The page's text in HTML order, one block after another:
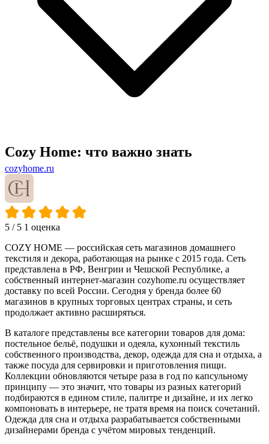
Cozy Home: что важно знать
cozyhome.ru
5 / 5 1 оценка
COZY HOME — российская сеть магазинов домашнего
текстиля и декора, работающая на рынке с 2015 года. Сеть
представлена в РФ, Венгрии и Чешской Республике, а
собственный интернет-магазин cozyhome.ru осуществляет
доставку по всей России. Сегодня у бренда более 60
магазинов в крупных торговых центрах страны, и сеть
продолжает активно расширяться.
В каталоге представлены все категории товаров для дома:
постельное бельё, подушки и одеяла, кухонный текстиль
собственного производства, декор, одежда для сна и отдыха, а
также посуда для сервировки и приготовления пищи.
Коллекции обновляются четыре раза в год по капсульному
принципу — это значит, что товары из разных категорий
подбираются в едином стиле, палитре и дизайне, и их легко
компоновать в интерьере, не тратя время на поиск сочетаний.
Одежда для сна и отдыха разрабатывается собственными
дизайнерами бренда с учётом мировых тенденций.